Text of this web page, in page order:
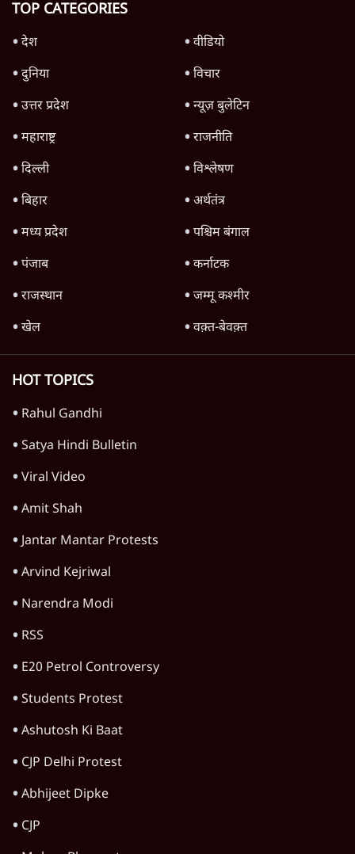
TOP CATEGORIES
देश
वीडियो
दुनिया
विचार
उत्तर प्रदेश
न्यूज़ बुलेटिन
महाराष्ट्र
राजनीति
दिल्ली
विश्लेषण
बिहार
अर्थतंत्र
मध्य प्रदेश
पश्चिम बंगाल
पंजाब
कर्नाटक
राजस्थान
जम्मू कश्मीर
खेल
वक़्त-बेवक़्त
HOT TOPICS
Rahul Gandhi
Satya Hindi Bulletin
Viral Video
Amit Shah
Jantar Mantar Protests
Arvind Kejriwal
Narendra Modi
RSS
E20 Petrol Controversy
Students Protest
Ashutosh Ki Baat
CJP Delhi Protest
Abhijeet Dipke
CJP